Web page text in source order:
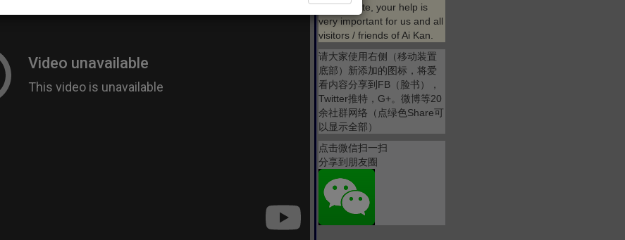
not hesitate, your help is
very important for us and all
visitors / friends of Ai Kan.
请大家使用右侧（移动装置
底部）新添加的图标，将爱
看内容分享到FB（脸书），
Twitter推特，G+。微博等20
余社群网络（点绿色Share可
以显示全部）
点击微信扫一扫
分享到朋友圈